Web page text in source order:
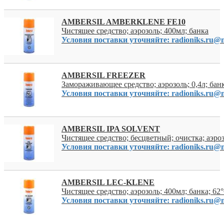
AMBERSIL AMBERKLENE FE10
Чистящее средство; аэрозоль; 400мл; банка
Условия поставки уточняйте:
AMBERSIL FREEZER
Замораживающее средство; аэрозоль; 0,4л;
Условия поставки уточняйте:
AMBERSIL IPA SOLVENT
Чистящее средство; бесцветный; очистка;
Условия поставки уточняйте:
AMBERSIL LEC-KLENE
Чистящее средство; аэрозоль; 400мл; банка;
Условия поставки уточняйте: